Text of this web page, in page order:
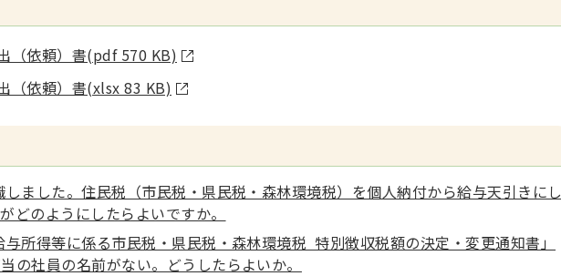
（依頼）書(pdf 570 KB)
（依頼）書(xlsx 83 KB)
しました。住民税（市民税・県民税・森林環境税）を個人納付から給与天引きにし
どのようにしたらよいですか。
与所得等に係る市民税・県民税・森林環境税 特別徴収税額の決定・変更通知書」
の社員の名前がない。どうしたらよいか。